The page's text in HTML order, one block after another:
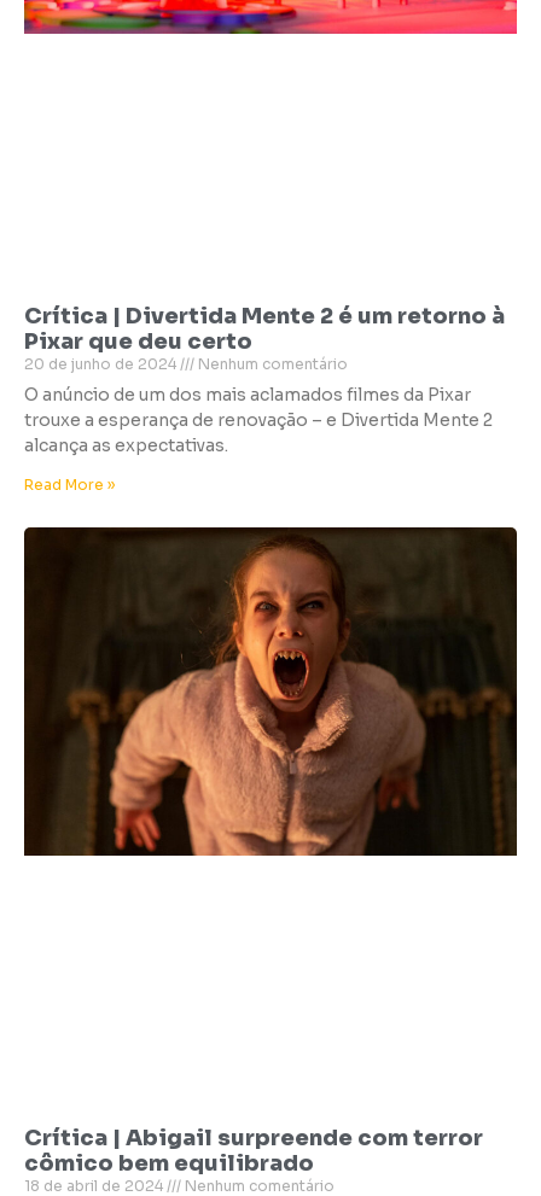
Crítica | Divertida Mente 2 é um retorno à
Pixar que deu certo
20 de junho de 2024 Nenhum comentário
O anúncio de um dos mais aclamados filmes da Pixar
trouxe a esperança de renovação – e Divertida Mente 2
alcança as expectativas.
Read More »
Crítica | Abigail surpreende com terror
cômico bem equilibrado
18 de abril de 2024 Nenhum comentário